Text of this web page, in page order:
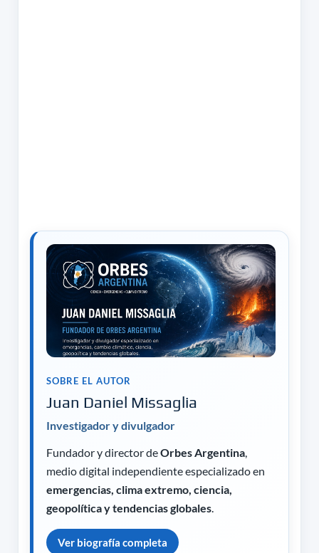
SOBRE EL AUTOR
Juan Daniel Missaglia
Investigador y divulgador
Fundador y director deOrbes Argentina,
medio digital independiente especializado en
emergencias, clima extremo, ciencia,
geopolítica y tendencias globales.
Ver biografía completa